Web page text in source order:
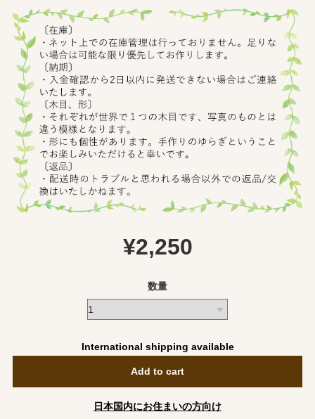
¥2,250
数量
International shipping available
Add to cart
日本国内にお住まいの方向け